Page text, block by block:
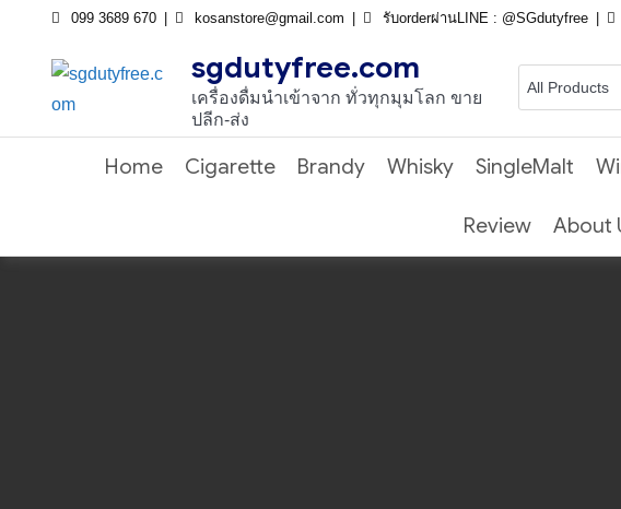
content
099 3689 670 kosanstore@gmail.com รับorderผ่านLINE : @SGdutyfree
sgdutyfree.com
เครื่องดื่มนําเข้าจาก ทั่วทุกมุมโลก ขาย
ปลีก-ส่ง
Home Cigarette Brandy Whisky SingleMalt
Review About